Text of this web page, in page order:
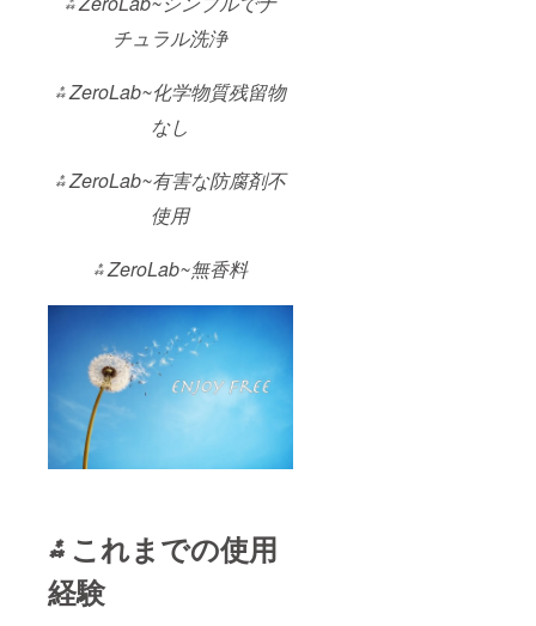
チュラル洗浄
⁂ ZeroLab~化学物質残留物
なし
⁂ ZeroLab~有害な防腐剤不
使用
⁂ ZeroLab~無香料
⁂ これまでの使用
経験